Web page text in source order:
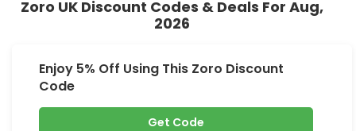
Zoro UK Discount Codes & Deals For Aug,
2026
Enjoy 5% Off Using This Zoro Discount
Code
Get Code